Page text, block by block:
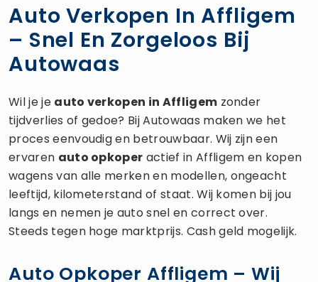
Auto Verkopen In Affligem
– Snel En Zorgeloos Bij
Autowaas
Wil je je auto verkopen in Affligem zonder
tijdverlies of gedoe? Bij Autowaas maken we het
proces eenvoudig en betrouwbaar. Wij zijn een
ervaren auto opkoper actief in Affligem en kopen
wagens van alle merken en modellen, ongeacht
leeftijd, kilometerstand of staat. Wij komen bij jou
langs en nemen je auto snel en correct over.
Steeds tegen hoge marktprijs. Cash geld mogelijk.
Auto Opkoper Affligem – Wij